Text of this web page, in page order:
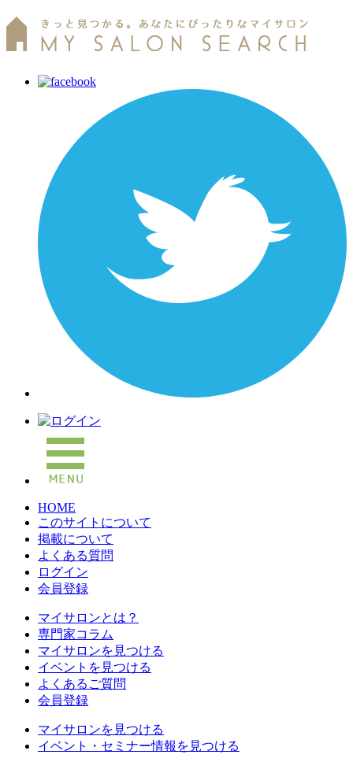
HOME
このサイトについて
掲載について
よくある質問
ログイン
会員登録
マイサロンとは？
専門家コラム
マイサロンを見つける
イベントを見つける
よくあるご質問
会員登録
マイサロンを見つける
イベント・セミナー情報を見つける